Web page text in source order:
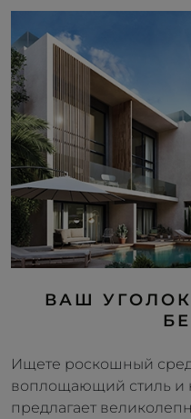
ВАШ
Ищете роскошный
воплощающий стиль и
предлагает